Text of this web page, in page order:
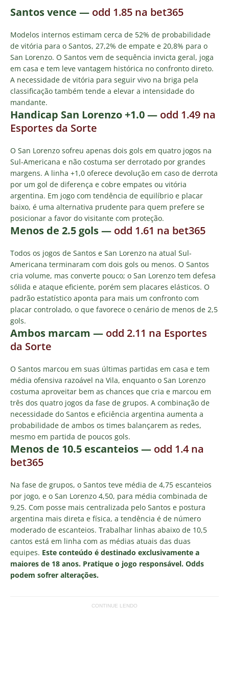
Santos vence — odd 1.85 na bet365
Modelos internos estimam cerca de 52% de probabilidade
de vitória para o Santos, 27,2% de empate e 20,8% para o
San Lorenzo. O Santos vem de sequência invicta geral, joga
em casa e tem leve vantagem histórica no confronto direto.
A necessidade de vitória para seguir vivo na briga pela
classificação também tende a elevar a intensidade do
mandante.
Handicap San Lorenzo +1.0 — odd 1.49 na
Esportes da Sorte
O San Lorenzo sofreu apenas dois gols em quatro jogos na
Sul-Americana e não costuma ser derrotado por grandes
margens. A linha +1,0 oferece devolução em caso de derrota
por um gol de diferença e cobre empates ou vitória
argentina. Em jogo com tendência de equilíbrio e placar
baixo, é uma alternativa prudente para quem prefere se
posicionar a favor do visitante com proteção.
Menos de 2.5 gols— odd 1.61 na bet365
Todos os jogos de Santos e San Lorenzo na atual Sul-
Americana terminaram com dois gols ou menos. O Santos
cria volume, mas converte pouco; o San Lorenzo tem defesa
sólida e ataque eficiente, porém sem placares elásticos. O
padrão estatístico aponta para mais um confronto com
placar controlado, o que favorece o cenário de menos de 2,5
gols.
Ambos marcam — odd 2.11 na Esportes
da Sorte
O Santos marcou em suas últimas partidas em casa e tem
média ofensiva razoável na Vila, enquanto o San Lorenzo
costuma aproveitar bem as chances que cria e marcou em
três dos quatro jogos da fase de grupos. A combinação de
necessidade do Santos e eficiência argentina aumenta a
probabilidade de ambos os times balançarem as redes,
mesmo em partida de poucos gols.
Menos de 10.5 escanteios— odd 1.4 na
bet365
Na fase de grupos, o Santos teve média de 4,75 escanteios
por jogo, e o San Lorenzo 4,50, para média combinada de
9,25. Com posse mais centralizada pelo Santos e postura
argentina mais direta e física, a tendência é de número
moderado de escanteios. Trabalhar linhas abaixo de 10,5
cantos está em linha com as médias atuais das duas
equipes. Este conteúdo é destinado exclusivamente a
maiores de 18 anos. Pratique o jogo responsável. Odds
podem sofrer alterações.
CONTINUE LENDO